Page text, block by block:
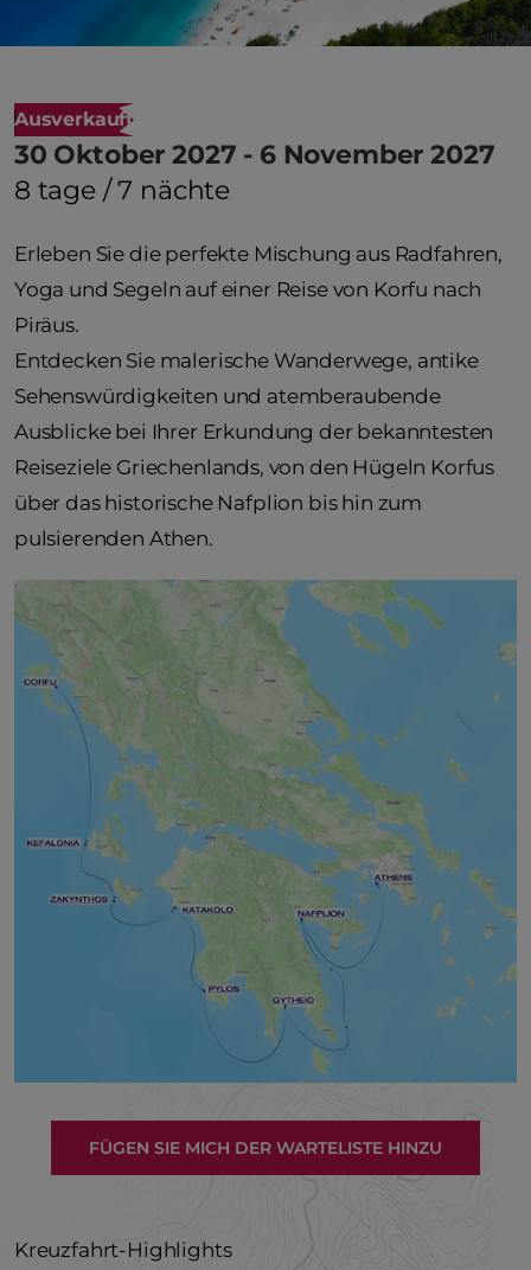
Ausverkauft
30 Oktober 2027 - 6 November 2027
8 tage / 7 nächte
Erleben Sie die perfekte Mischung aus Radfahren,
Yoga und Segeln auf einer Reise von Korfu nach
Piräus.
Entdecken Sie malerische Wanderwege, antike
Sehenswürdigkeiten und atemberaubende
Ausblicke bei Ihrer Erkundung der bekanntesten
Reiseziele Griechenlands, von den Hügeln Korfus
über das historische Nafplion bis hin zum
pulsierenden Athen.
FÜGEN SIE MICH DER WARTELISTE HINZU
Kreuzfahrt-Highlights